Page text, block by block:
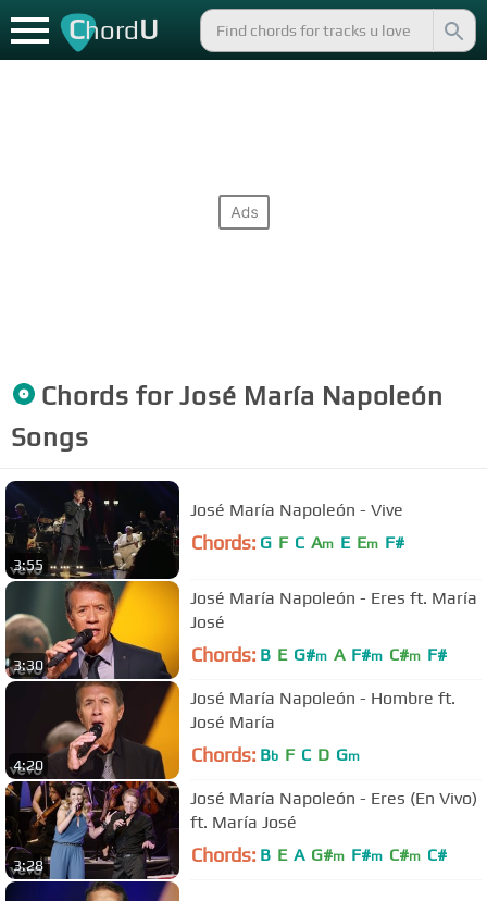
ChordU
Chords forJosé María Napoleón
Songs
3:55
José María Napoleón - Vive
Chords: G F C Am E Em F#
3:30
José María Napoleón - Eres ft. María
José
Chords: B E G#m A F#m C#m F#
4:20
José María Napoleón - Hombre ft.
José María
Chords: Bb F C D Gm
3:28
José María Napoleón - Eres (En Vivo)
ft. María José
Chords: B E A G#m F#m C#m C#